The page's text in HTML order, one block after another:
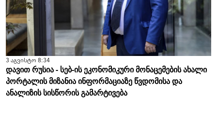
3 აგვისტო 8:34
დავით რუსია - სებ-ის ეკონომიკური მონაცემების ახალი
პორტალის მიზანია ინფორმაციაზე წვდომისა და
ანალიზის სისწორის გამარტივება